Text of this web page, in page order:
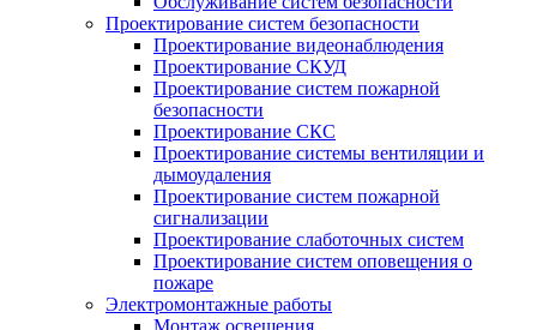
Проектирование систем безопасности
Проектирование видеонаблюдения
Проектирование СКУД
Проектирование систем пожарной
безопасности
Проектирование СКС
Проектирование системы вентиляции и
дымоудаления
Проектирование систем пожарной
сигнализации
Проектирование слаботочных систем
Проектирование систем оповещения о
пожаре
Электромонтажные работы
Монтаж освещения